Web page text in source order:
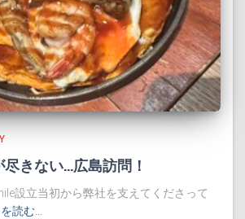
きない…広島訪問！
設立当初から弊社を支えてくださって
読む…